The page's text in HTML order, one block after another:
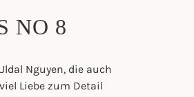
NO 8
Nguyen, die auch
Liebe zum Detail